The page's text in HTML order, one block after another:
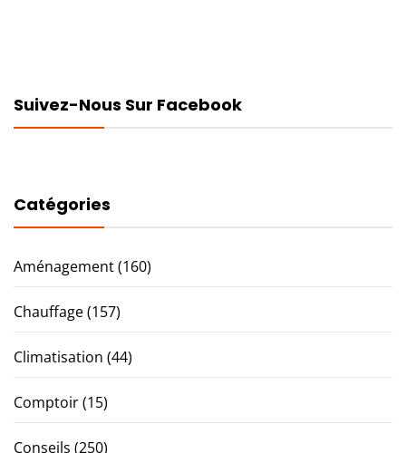
Suivez-Nous Sur Facebook
Catégories
Aménagement(160)
Chauffage(157)
Climatisation (44)
Comptoir(15)
Conseils (250)